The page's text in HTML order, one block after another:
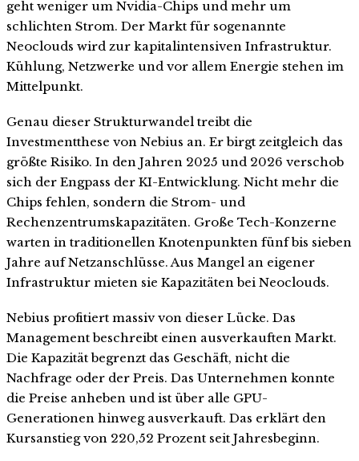
geht weniger um Nvidia-Chips und mehr um
schlichten Strom. Der Markt für sogenannte
Neoclouds wird zur kapitalintensiven Infrastruktur.
Kühlung, Netzwerke und vor allem Energie stehen im
Mittelpunkt.
Genau dieser Strukturwandel treibt die
Investmentthese von Nebius an. Er birgt zeitgleich das
größte Risiko. In den Jahren 2025 und 2026 verschob
sich der Engpass der KI-Entwicklung. Nicht mehr die
Chips fehlen, sondern die Strom- und
Rechenzentrumskapazitäten. Große Tech-Konzerne
warten in traditionellen Knotenpunkten fünf bis sieben
Jahre auf Netzanschlüsse. Aus Mangel an eigener
Infrastruktur mieten sie Kapazitäten bei Neoclouds.
Nebius profitiert massiv von dieser Lücke. Das
Management beschreibt einen ausverkauften Markt.
Die Kapazität begrenzt das Geschäft, nicht die
Nachfrage oder der Preis. Das Unternehmen konnte
die Preise anheben und ist über alle GPU-
Generationen hinweg ausverkauft. Das erklärt den
Kursanstieg von 220,52 Prozent seit Jahresbeginn.